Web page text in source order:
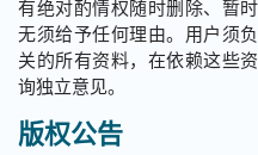
有绝对酌情权随时删除、暂
无须给予任何理由。用户须
关的所有资料，在依赖这些
询独立意见。
版权公告